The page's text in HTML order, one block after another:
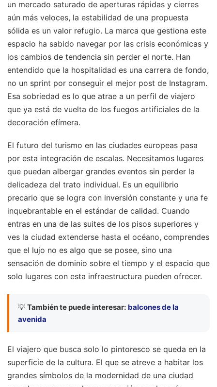
un mercado saturado de aperturas rápidas y cierres
aún más veloces, la estabilidad de una propuesta
sólida es un valor refugio. La marca que gestiona este
espacio ha sabido navegar por las crisis económicas y
los cambios de tendencia sin perder el norte. Han
entendido que la hospitalidad es una carrera de fondo,
no un sprint por conseguir el mejor post de Instagram.
Esa sobriedad es lo que atrae a un perfil de viajero
que ya está de vuelta de los fuegos artificiales de la
decoración efímera.
El futuro del turismo en las ciudades europeas pasa
por esta integración de escalas. Necesitamos lugares
que puedan albergar grandes eventos sin perder la
delicadeza del trato individual. Es un equilibrio
precario que se logra con inversión constante y una fe
inquebrantable en el estándar de calidad. Cuando
entras en una de las suites de los pisos superiores y
ves la ciudad extenderse hasta el océano, comprendes
que el lujo no es algo que se posee, sino una
sensación de dominio sobre el tiempo y el espacio que
solo lugares con esta infraestructura pueden ofrecer.
💡 También te puede interesar: balcones de la
avenida
El viajero que busca solo lo pintoresco se queda en la
superficie de la cultura. El que se atreve a habitar los
grandes símbolos de la modernidad de una ciudad